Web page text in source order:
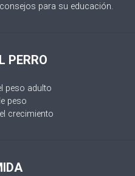
para su educación.
PERRO
peso adulto
peso
crecimiento